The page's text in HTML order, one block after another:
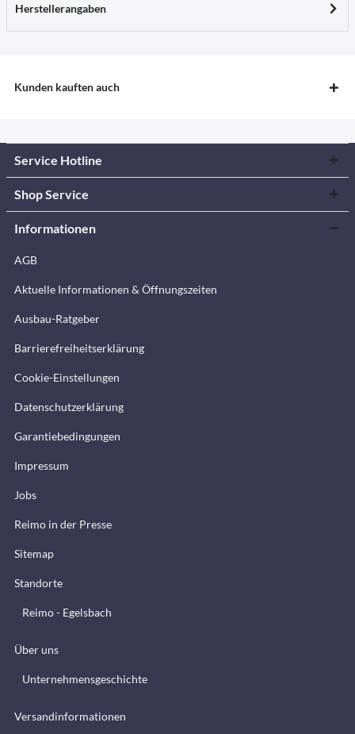
Herstellerangaben
Kunden kauften auch
Service Hotline
Shop Service
Informationen
AGB
Aktuelle Informationen & Öffnungszeiten
Ausbau-Ratgeber
Barrierefreiheitserklärung
Cookie-Einstellungen
Datenschutzerklärung
Garantiebedingungen
Impressum
Jobs
Reimo in der Presse
Sitemap
Standorte
Reimo - Egelsbach
Über uns
Unternehmensgeschichte
Versandinformationen